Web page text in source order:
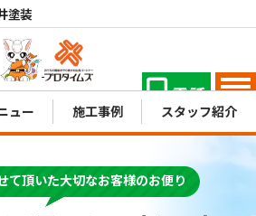
塗装
電話 MENU
ュー 施工事例 スタッフ紹介
て頂いた大切なお客様のお便り